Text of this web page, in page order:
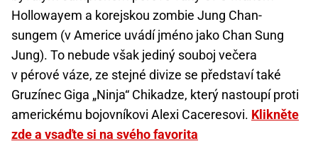
Hollowayem a korejskou zombie Jung Chan-
sungem (v Americe uvádí jméno jako Chan Sung
Jung). To nebude však jediný souboj večera
v pérové váze, ze stejné divize se představí také
Gruzínec Giga „Ninja“ Chikadze, který nastoupí proti
americkému bojovníkovi Alexi Caceresovi. Klikněte
zde a vsaďte si na svého favorita